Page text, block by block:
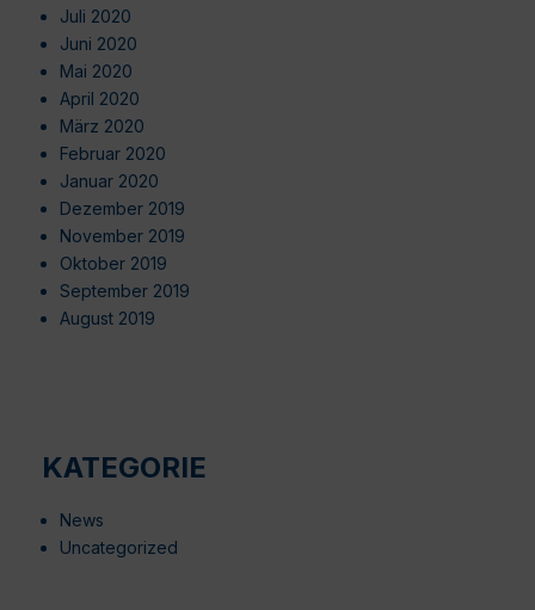
Juli 2020
Juni 2020
Mai 2020
April 2020
März 2020
Februar 2020
Januar 2020
Dezember 2019
November 2019
Oktober 2019
September 2019
August 2019
KATEGORIE
News
Uncategorized